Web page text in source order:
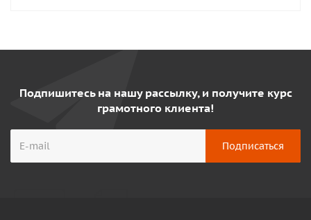
Подпишитесь на нашу рассылку, и получите курс
грамотного клиента!